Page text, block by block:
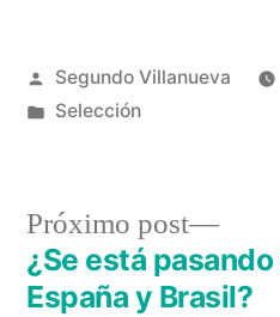
Publicado
por
Segundo Villanueva
Publicado
Selección
Navegação
Próximo post
post:
¿Se está
España y Brasil?